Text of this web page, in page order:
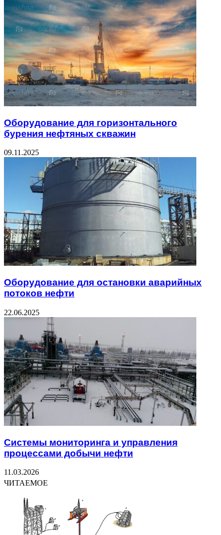
Оборудование для горизонтального
бурения нефтяных скважин
09.11.2025
Оборудование для остановки аварийных
потоков нефти
22.06.2025
Системы мониторинга и управления
процессами добычи нефти
11.03.2026
ЧИТАЕМОЕ